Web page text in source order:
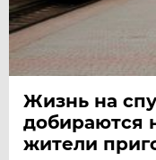
Жизнь на
добираются
жители